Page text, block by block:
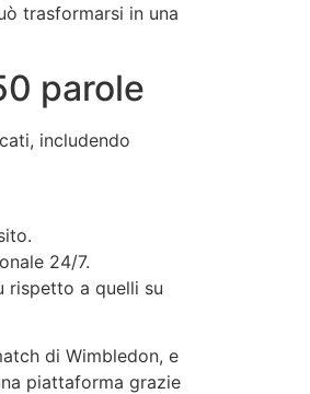
trasformarsi in una
parole
includendo
24/7.
rispetto a quelli su
di Wimbledon, e
piattaforma grazie